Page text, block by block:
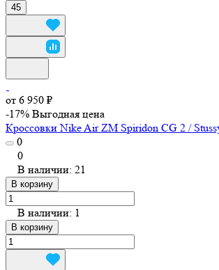
45
от 6 950 ₽
-17% Выгодная цена
Кроссовки Nike Air ZM Spiridon CG 2 /
0
0
В наличии: 21
В корзину
В наличии: 1
В корзину